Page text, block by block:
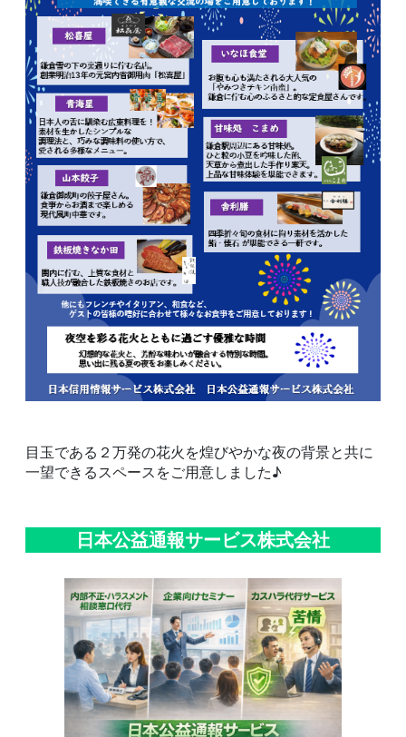
目玉である２万発の花火を煌びやかな夜の背景と共に
一望できるスペースをご用意しました♪
日本公益通報サービス株式会社